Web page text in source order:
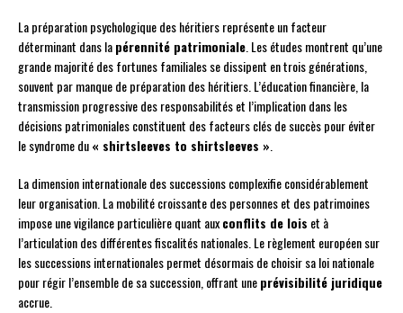
La préparation psychologique des héritiers représente un facteur
déterminant dans lapérennité patrimoniale. Les études montrent qu’une
grande majorité des fortunes familiales se dissipent en trois générations,
souvent par manque de préparation des héritiers. L’éducation financière, la
transmission progressive des responsabilités et l’implication dans les
décisions patrimoniales constituent des facteurs clés de succès pour éviter
le syndrome du« shirtsleeves to shirtsleeves ».
La dimension internationale des successions complexifie considérablement
leur organisation. La mobilité croissante des personnes et des patrimoines
impose une vigilance particulière quant auxconflits de lois et à
l’articulation des différentes fiscalités nationales. Le règlement européen sur
les successions internationales permet désormais de choisir sa loi nationale
pour régir l’ensemble de sa succession, offrant uneprévisibilité juridique
accrue.